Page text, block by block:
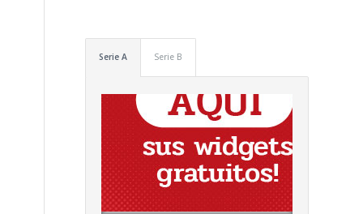
Serie A Serie B